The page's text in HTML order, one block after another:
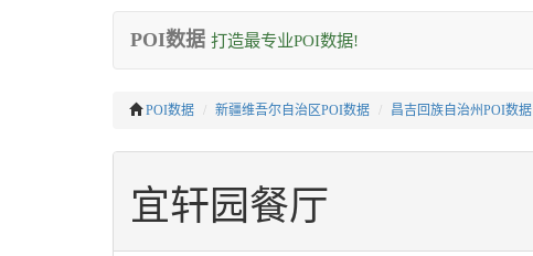
POI数据 打造最专业POI数据!
POI数据 新疆维吾尔自治区POI数据 昌吉回族自治州POI数据
宜轩园餐厅